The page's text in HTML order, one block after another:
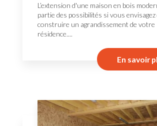
L’extension d'une maison en bois
partie des possibilités si vous envisagez
construire un agrandissement de votre
résidence....
En savoir